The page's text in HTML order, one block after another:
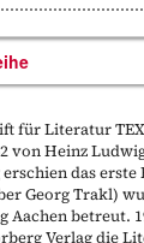
für Literatur
von Heinz
das erste
Georg Trakl)
Aachen betreut.
Verlag die